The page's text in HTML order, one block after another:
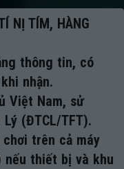
NỊ TÍM, HÀNG
thông tin, có
nhận.
Việt Nam, sử
(ĐTCL/TFT).
trên cả máy
nếu thiết bị và khu